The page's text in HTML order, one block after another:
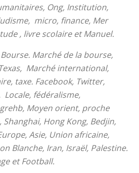
Ong, Institution,
micro, finance, Mer
, livre scolaire et Manuel.
Marché de la bourse,
Marché international,
taxe. Facebook, Twitter,
fédéralisme,
Moyen orient, proche
Shanghai, Hong Kong, Bedjin,
Asie, Union africaine,
Blanche, Iran, Israël, Palestine.
et Football.